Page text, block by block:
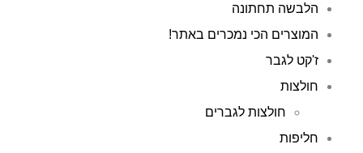
הלבשה תחתונה
המוצרים הכי נמכרים באתר!
ז'קט לגבר
חולצות
חולצות לגברים
חליפות